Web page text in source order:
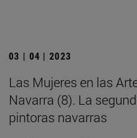
03 | 04 | 2023
Las Mujeres en las
Navarra (8). La
pintoras navarras